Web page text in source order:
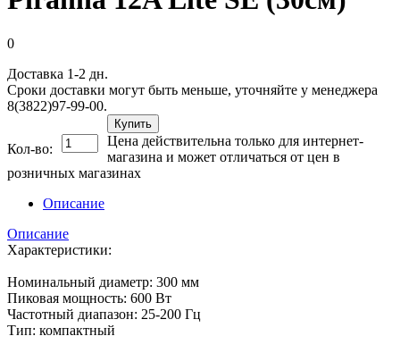
0
Доставка 1-2 дн.
Сроки доставки могут быть меньше, уточняйте у менеджера
8(3822)97-99-00.
Кол-во:
Купить
Цена действительна только для интернет-
магазина и может отличаться от цен в
розничных магазинах
Описание
Описание
Характеристики:
Номинальный диаметр: 300 мм
Пиковая мощность: 600 Вт
Частотный диапазон: 25-200 Гц
Тип: компактный